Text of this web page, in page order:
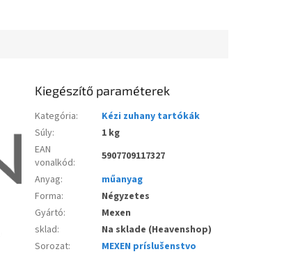
Kiegészítő paraméterek
Kategória:
Kézi zuhany tartókák
Súly:
1 kg
EAN
vonalkód:
5907709117327
Anyag:
műanyag
Forma:
Négyzetes
Gyártó:
Mexen
sklad:
Na sklade (Heavenshop)
Sorozat:
MEXEN príslušenstvo